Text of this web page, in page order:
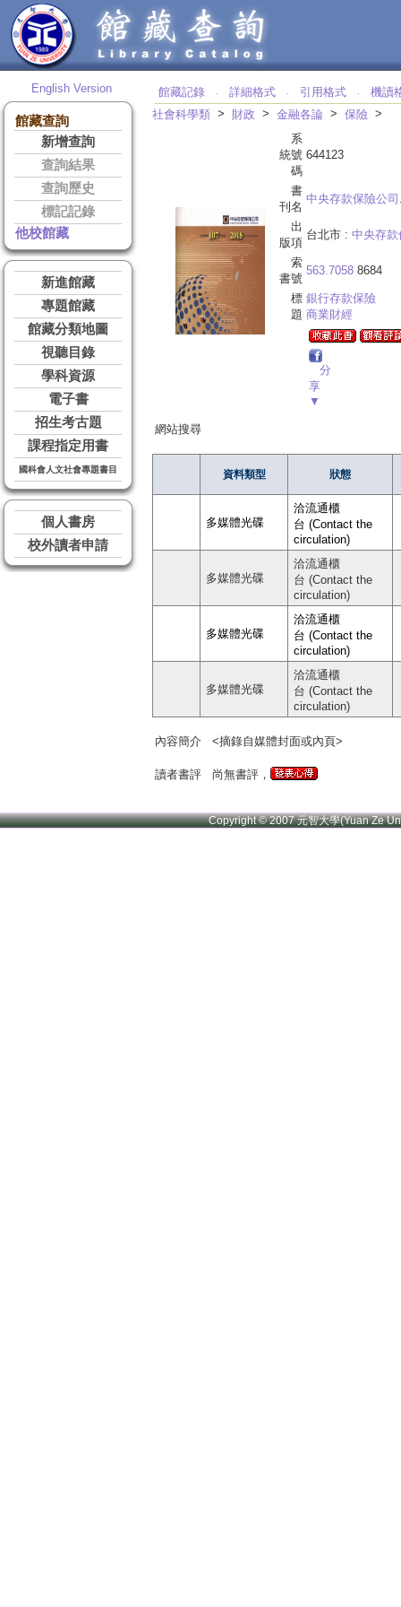
English Version
館藏查詢
新增查詢
查詢結果
查詢歷史
標記記錄
他校館藏
新進館藏
專題館藏
館藏分類地圖
視聽目錄
學科資源
電子書
招生考古題
課程指定用書
國科會人文社會專題書目
個人書房
校外讀者申請
館藏記錄 ‧ 詳細格式 ‧ 引用格式 ‧
機讀
社會科學類 > 財政 > 金融各論 > 保險 >
系
統號
碼
644123
書
刊名
中央存款保險公司
出
版項
台北市 : 中央存款
索
書號
563.7058 8684
標
題
銀行存款保險
商業財經
分
享
▼
網站搜尋
資料類型 狀態
多媒體光碟
洽流通櫃
台 (Contact the
circulation)
多媒體光碟
洽流通櫃
台 (Contact the
circulation)
多媒體光碟
洽流通櫃
台 (Contact the
circulation)
多媒體光碟
洽流通櫃
台 (Contact the
circulation)
內容簡介 <摘錄自媒體封面或內頁>
讀者書評 尚無書評，
Copyright © 2007 元智大學(Yuan Ze